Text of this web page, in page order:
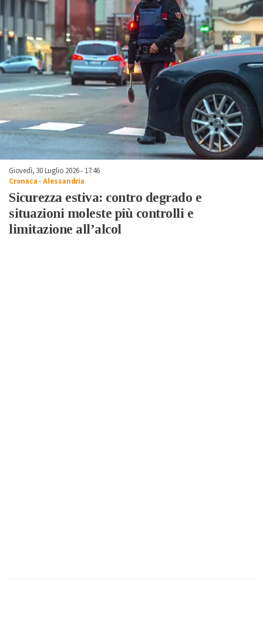
Giovedì, 30 Luglio 2026 - 17:46
Cronaca-Alessandria
Sicurezza estiva: contro degrado e
situazioni moleste più controlli e
limitazione all’alcol